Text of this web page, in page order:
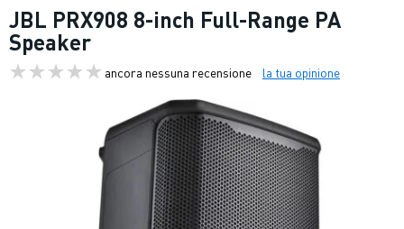
JBL PRX908 8-inch Full-Range PA
Speaker
ancora nessuna recensione la tua opinione